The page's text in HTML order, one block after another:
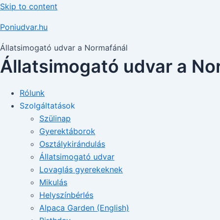
Skip to content
Poniudvar.hu
Állatsimogató udvar a Normafánál
Állatsimogató udvar a
Rólunk
Szolgáltatások
Szülinap
Gyerektáborok
Osztálykirándulás
Állatsimogató udvar
Lovaglás gyerekeknek
Mikulás
Helyszínbérlés
Alpaca Garden (English)